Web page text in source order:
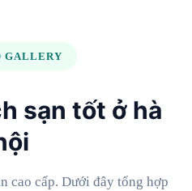
GALLERY
sạn tốt ở hà
cao cấp. Dưới đây tổng hợp